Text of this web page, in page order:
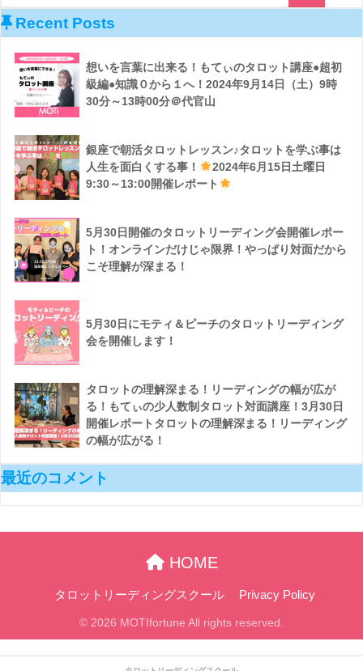
Recent Posts
想いを言葉に出来る！もてぃのタロット講座●超初
級編●知識０から１へ！2024年9月14日（土）9時
30分～13時00分＠代官山
銀座で朝活タロットレッスン♪タロットを学ぶ事は
人生を面白くする事！
2024年6月15日土曜日
9:30～13:00開催レポート
5月30日開催のタロットリーディング会開催レポー
ト！オンラインだけじゃ限界！やっぱり対面だから
こそ理解が深まる！
5月30日にモティ＆ピーチのタロットリーディング
会を開催します！
タロットの理解深まる！リーディングの幅が広が
る！もてぃの少人数制タロット対面講座！3月30日
開催レポートタロットの理解深まる！リーディング
の幅が広がる！
最近のコメント
HOME
タロットリーディングスクール Privacy Policy
© 2026 MOTIfortune All rights reserved.